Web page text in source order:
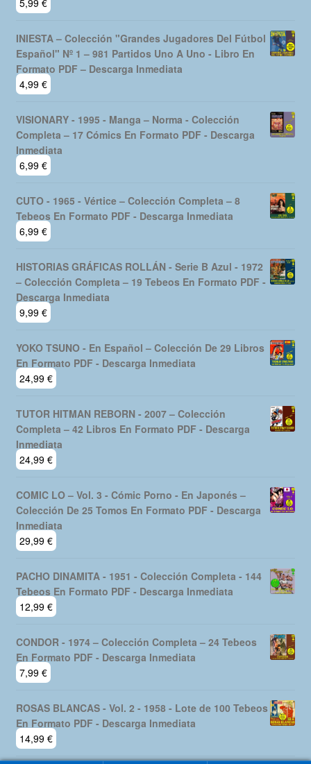
5,99 €
INIESTA – Colección "Grandes Jugadores Del Fútbol
Español" Nº 1 – 981 Partidos Uno A Uno - Libro En
Formato PDF – Descarga Inmediata
4,99 €
VISIONARY - 1995 - Manga – Norma - Colección
Completa – 17 Cómics En Formato PDF - Descarga
Inmediata
6,99 €
CUTO - 1965 - Vértice – Colección Completa – 8
Tebeos En Formato PDF - Descarga Inmediata
6,99 €
HISTORIAS GRÁFICAS ROLLÁN - Serie B Azul - 1972
– Colección Completa – 19 Tebeos En Formato PDF -
Descarga Inmediata
9,99 €
YOKO TSUNO - En Español – Colección De 29 Libros
En Formato PDF - Descarga Inmediata
24,99 €
TUTOR HITMAN REBORN - 2007 – Colección
Completa – 42 Libros En Formato PDF - Descarga
Inmediata
24,99 €
COMIC LO – Vol. 3 - Cómic Porno - En Japonés –
Colección De 25 Tomos En Formato PDF - Descarga
Inmediata
29,99 €
PACHO DINAMITA - 1951 - Colección Completa - 144
Tebeos En Formato PDF - Descarga Inmediata
12,99 €
CONDOR - 1974 – Colección Completa – 24 Tebeos
En Formato PDF - Descarga Inmediata
7,99 €
ROSAS BLANCAS - Vol. 2 - 1958 - Lote de 100 Tebeos
En Formato PDF - Descarga Inmediata
14,99 €